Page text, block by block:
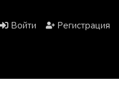
Войти Регистрация